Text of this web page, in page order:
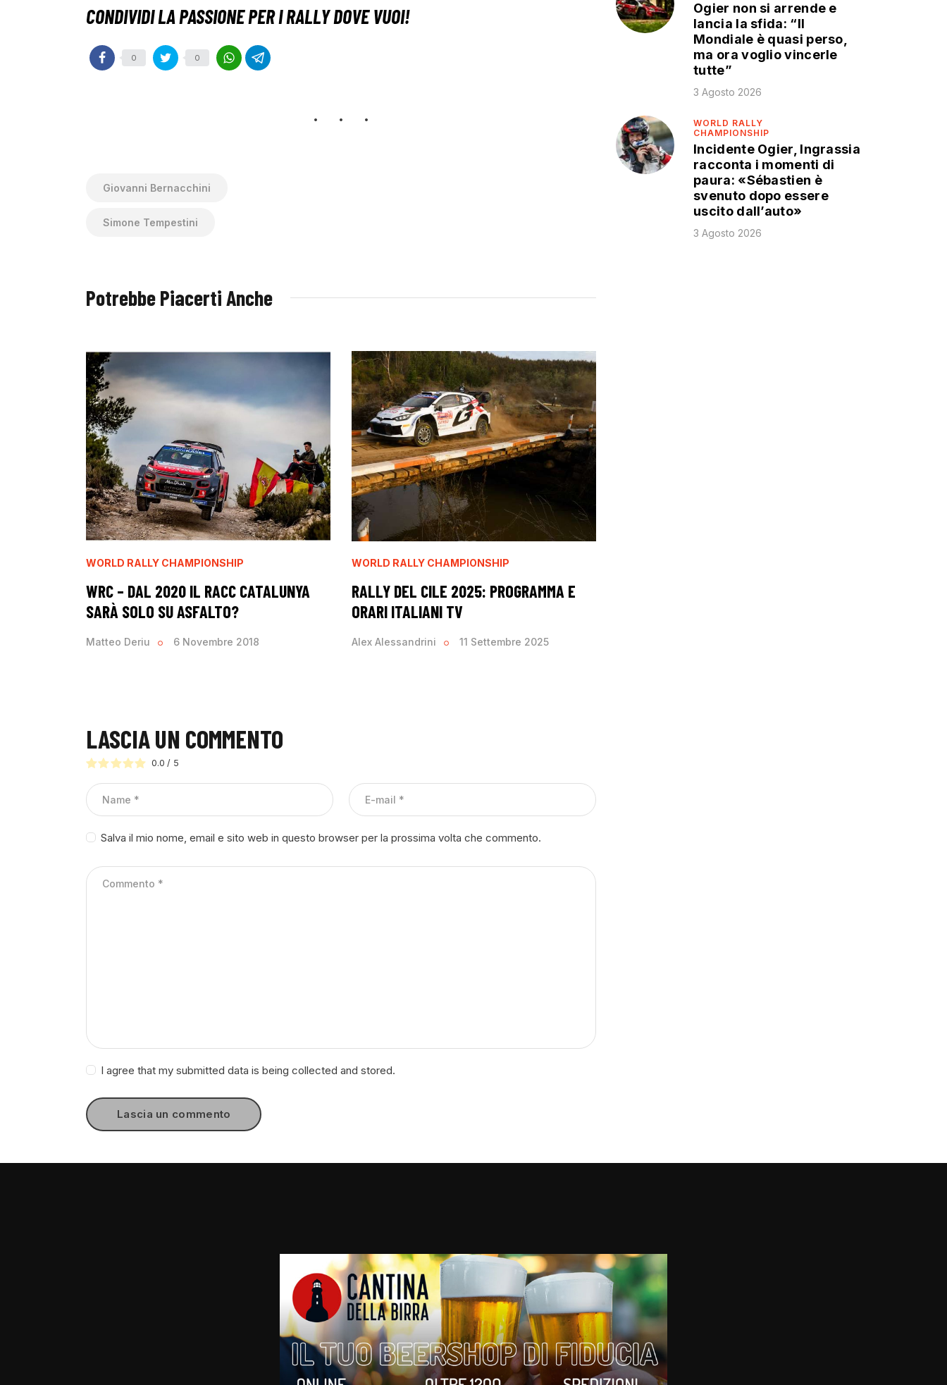
0 0
Giovanni Bernacchini
Simone Tempestini
Potrebbe Piacerti Anche
WORLD RALLY CHAMPIONSHIP
WRC – DAL 2020 IL RACC CATALUNYA
SARÀ SOLO SU ASFALTO?
Matteo Deriu 6 Novembre 2018
WORLD RALLY CHAMPIONSHIP
RALLY DEL CILE 2025: PROGRAMMA E
ORARI ITALIANI TV
Alex Alessandrini 11 Settembre 2025
LASCIA UN COMMENTO
0.0 / 5
Salva il mio nome, email e sito web in questo browser per la prossima volta che commento.
I agree that my submitted data is being collected and stored.
Ogier non si arrende e
lancia la sfida: “Il
Mondiale è quasi perso,
ma ora voglio vincerle
tutte”
3 Agosto 2026
WORLD RALLY
CHAMPIONSHIP
Incidente Ogier, Ingrassia
racconta i momenti di
paura: «Sébastien è
svenuto dopo essere
uscito dall’auto»
3 Agosto 2026